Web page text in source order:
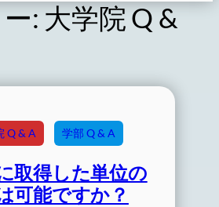
: 大学院 Q &
Q & A 学部 Q & A
取得した単位の
可能ですか？